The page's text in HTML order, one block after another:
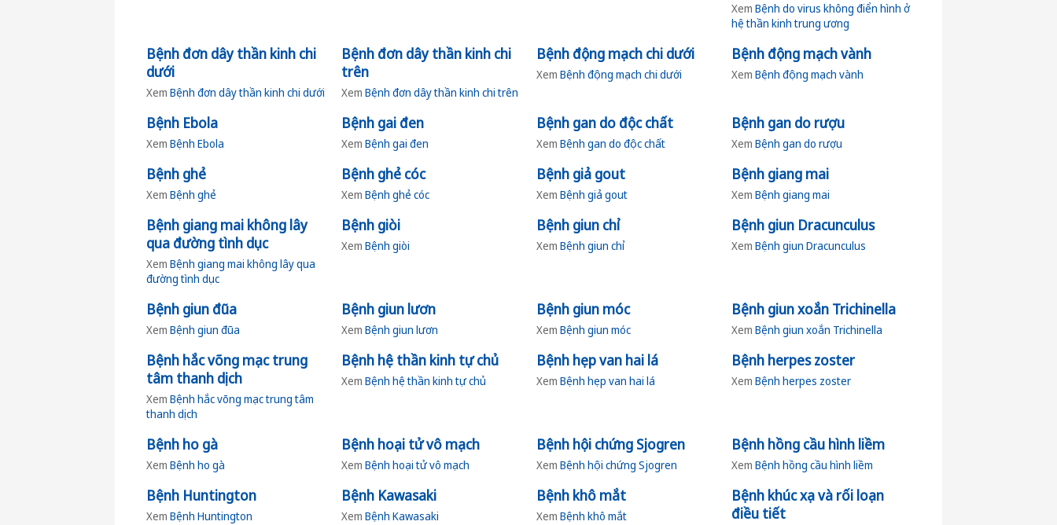
Xem Bệnh do virus không điển hình ở
hệ thần kinh trung ương
Bệnh đơn dây thần kinh chi
dưới
XemBệnh đơn dây thần kinh chi dưới
Bệnh đơn dây thần kinh chi
trên
XemBệnh đơn dây thần kinh chi trên
Bệnh động mạch chi dưới
Xem Bệnh động mạch chi dưới
Bệnh động mạch vành
Xem Bệnh động mạch vành
Bệnh Ebola
XemBệnh Ebola
Bệnh gai đen
XemBệnh gai đen
Bệnh gan do độc chất
Xem Bệnh gan do độc chất
Bệnh gan do rượu
Xem Bệnh gan do rượu
Bệnh ghẻ
XemBệnh ghẻ
Bệnh ghẻ cóc
XemBệnh ghẻ cóc
Bệnh giả gout
Xem Bệnh giả gout
Bệnh giang mai
Xem Bệnh giang mai
Bệnh giang mai không lây
qua đường tình dục
XemBệnh giang mai không lây qua
đường tình dục
Bệnh giòi
XemBệnh giòi
Bệnh giun chỉ
Xem Bệnh giun chỉ
Bệnh giun Dracunculus
Xem Bệnh giun Dracunculus
Bệnh giun đũa
XemBệnh giun đũa
Bệnh giun lươn
XemBệnh giun lươn
Bệnh giun móc
Xem Bệnh giun móc
Bệnh giun xoắn Trichinella
Xem Bệnh giun xoắn Trichinella
Bệnh hắc võng mạc trung
tâm thanh dịch
XemBệnh hắc võng mạc trung tâm
thanh dịch
Bệnh hệ thần kinh tự chủ
XemBệnh hệ thần kinh tự chủ
Bệnh hẹp van hai lá
Xem Bệnh hẹp van hai lá
Bệnh herpes zoster
Xem Bệnh herpes zoster
Bệnh ho gà
XemBệnh ho gà
Bệnh hoại tử vô mạch
XemBệnh hoại tử vô mạch
Bệnh hội chứng Sjogren
Xem Bệnh hội chứng Sjogren
Bệnh hồng cầu hình liềm
Xem Bệnh hồng cầu hình liềm
Bệnh Huntington
XemBệnh Huntington
Bệnh Kawasaki
XemBệnh Kawasaki
Bệnh khô mắt
Xem Bệnh khô mắt
Bệnh khúc xạ và rối loạn
điều tiết